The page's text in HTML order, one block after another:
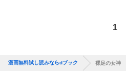
1
漫画無料試し読みならdブック 裸足の女神